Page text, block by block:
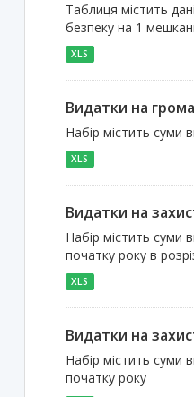
Таблиця містить
безпеку на 1
XLS
Видатки на
Набір містить суми
XLS
Видатки на
Набір містить суми
початку року в
XLS
Видатки на
Набір містить суми
початку року